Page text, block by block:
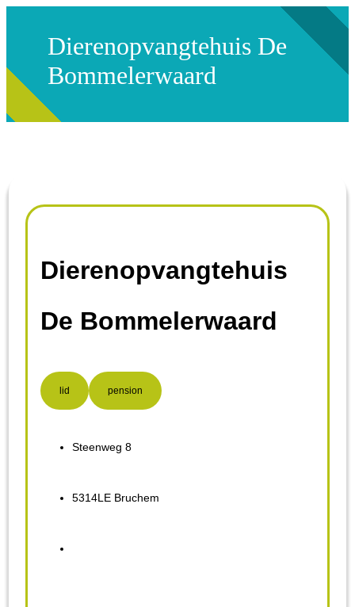
Dierenopvangtehuis De
Bommelerwaard
Dierenopvangtehuis
De Bommelerwaard
lid pension
Steenweg 8
5314LE Bruchem